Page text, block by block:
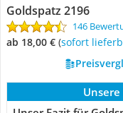
Goldspatz 2196
146
ab 18,00 € ( Sofort